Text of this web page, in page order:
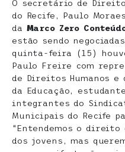
O secretário de
do Recife, Paulo
da Marco Zero
estão sendo
quinta-feira (15)
Paulo Freire com
de Direitos Humanos
da Educação,
integrantes do
Municipais do Recife
“Entendemos o
dos jovens, mas